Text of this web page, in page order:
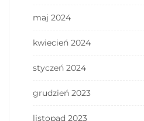
maj 2024
kwiecień 2024
styczeń 2024
grudzień 2023
listopad 2023